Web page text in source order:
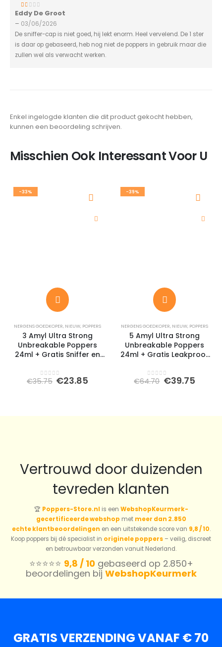
1van 5
Eddy De Groot
– 03/06/2026
De sniffer-cap is niet goed, hij lekt enorm. Heel vervelend. De 1 ster
is daar op gebaseerd, heb nog niet de poppers in gebruik maar die
zullen wel als verwacht werken.
Enkel ingelogde klanten die dit product gekocht hebben,
kunnen een beoordeling schrijven.
Misschien Ook Interessant Voor U
-33%
NERGENS GOEDKOPER, NIEUW, POPPERS
3 Amyl Ultra Strong
Unbreakable Poppers
24ml + Gratis Sniffer en
0out of 5
€35.75 Oorspronkelijke
€23.85
-39%
NERGENS GOEDKOPER, NIEUW, POPPERS
5 Amyl Ultra Strong
Unbreakable Poppers
24ml + Gratis Leakproof
0out of 5
€64.70 €39.75
Vertrouwd door duizenden
tevreden klanten
🏆 Poppers-Store.nl is een WebshopKeurmerk-
gecertificeerde webshop met meer dan 2.850
echte klantbeoordelingen en een uitstekende score van 9,8 / 10.
Koop poppers bij dé specialist in originele poppers – veilig, discreet
en betrouwbaar verzonden vanuit Nederland.
⭐️⭐️⭐️⭐️⭐️ 9,8 / 10gebaseerd op 2.850+
beoordelingen bij WebshopKeurmerk
GRATIS VERZENDING VANAF € 70